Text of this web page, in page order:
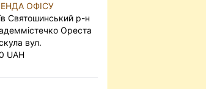
ОФІСУ
Святошинський р-н
Ореста
вул.
UAH